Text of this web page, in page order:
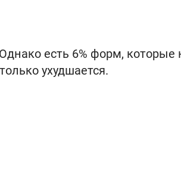
есть 6% форм, которые
ухудшается.